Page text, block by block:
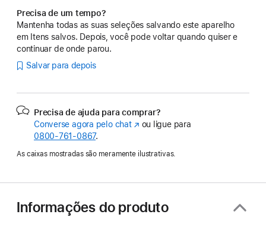
Precisa de um tempo?
Mantenha todas as suas seleções salvando este aparelho
em Itens salvos. Depois, você pode voltar quando quiser e
continuar de onde parou.
Salvar para depois
Precisa de ajuda para comprar?
Converse agora pelo chat(o
em
nova
ou ligue para
0800-761-0867.
As caixas mostradas são meramente ilustrativas.
Informações do produto